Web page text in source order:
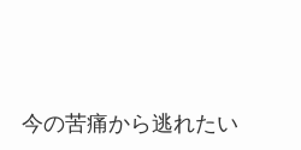
今の苦痛から逃れたい